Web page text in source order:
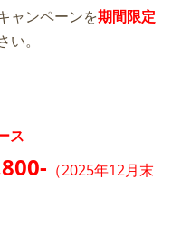
ャンペーンを期間限定
。
ス
（2025年12月末